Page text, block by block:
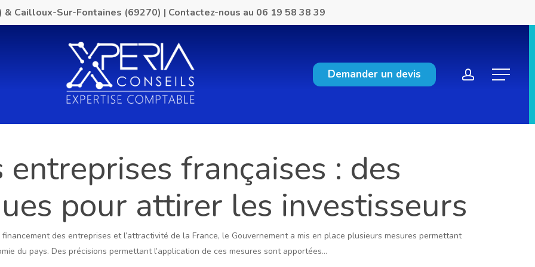
& Cailloux-Sur-Fontaines (69270) | Contactez-nous au 06 19 58 38 39
Demander un devis account
Menu
françaises : des
pour attirer les investisseurs
des entreprises et l’attractivité de la France, le Gouvernement a mis en place plusieurs mesures permettant
du pays. Des précisions permettant l’application de ces mesures sont apportées…